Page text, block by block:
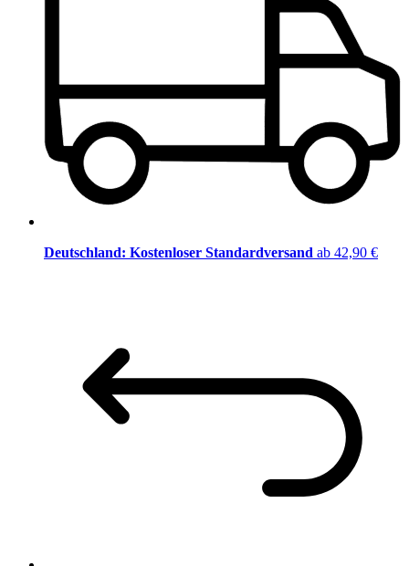
Deutschland: Kostenloser Standardversand ab 42,90 €